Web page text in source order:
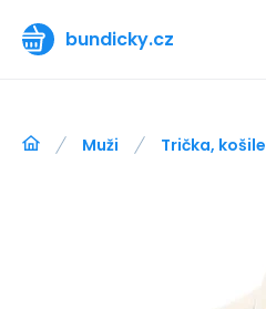
bundicky.cz
Muži Trička, košile